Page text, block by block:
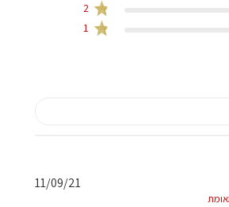
2
1
תאריך11/09/21